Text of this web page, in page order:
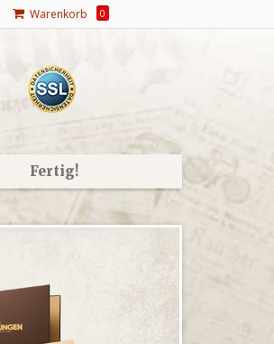
Warenkorb 0
Fertig!